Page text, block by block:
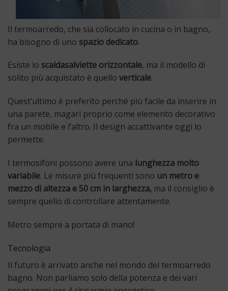
Il termoarredo, che sia collocato in cucina o in bagno,
ha bisogno di uno spazio dedicato.
Esiste lo scaldasalviette orizzontale, ma il modello di
solito più acquistato è quello verticale.
Quest’ultimo è preferito perché più facile da inserire in
una parete, magari proprio come elemento decorativo
fra un mobile e l’altro. Il design accattivante oggi lo
permette.
I termosifoni possono avere una lunghezza molto
variabile. Le misure più frequenti sono un metro e
mezzo di altezza e 50 cm in larghezza, ma il consiglio è
sempre quello di controllare attentamente.
Metro sempre a portata di mano!
Tecnologia
Il futuro è arrivato anche nel mondo del termoarredo
bagno. Non parliamo solo della potenza e dei vari